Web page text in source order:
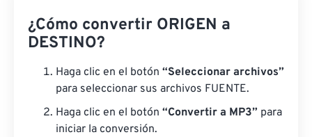
¿Cómo convertir ORIGEN a
DESTINO?
Haga clic en el botón “Seleccionar archivos”
para seleccionar sus archivos FUENTE.
Haga clic en el botón “Convertir a MP3” para
iniciar la conversión.